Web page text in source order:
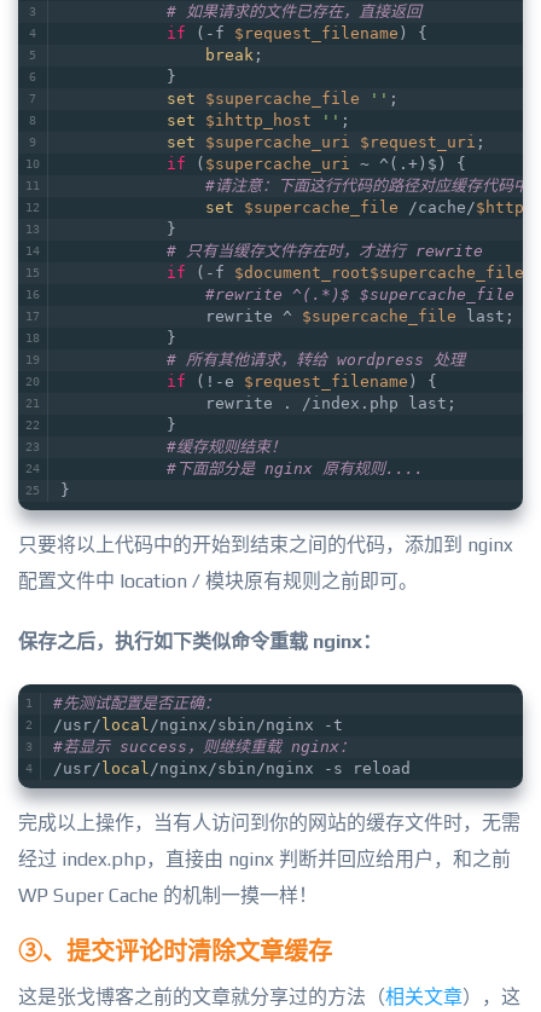
# 如果请求的文件已存在，直接返回
if (-f $request_filename ) {
break ;
           }
set
$supercache_file '' ;
set
$ihttp_host '' ;
set
$supercache_uri $request_uri ;
if ( $supercache_uri
~ ^(.+)$) {
#请注意：下面这行代码的路径对应缓存代码中
set
$supercache_file /cache/
           }
# 只有当缓存文件存在时，才进行 rewrite
if (-f $document_root$supercache_file
#rewrite ^(.*)$ $supercache_file
               rewrite ^
$supercache_file last;
           }
# 所有其他请求，转给 wordpress 处理
if (!-e $request_filename ) {
               rewrite . /index.php last;
           }
#缓存规则结束！
#下面部分是 nginx 原有规则....
}
只要将以上代码中的开始到结束之间的代码，添加到 nginx
配置文件中 location / 模块原有规则之前即可。
保存之后，执行如下类似命令重载 nginx：
#先测试配置是否正确：
/usr/ local /nginx/sbin/nginx -t
#若显示 success，则继续重载 nginx：
/usr/ local /nginx/sbin/nginx -s reload
完成以上操作，当有人访问到你的网站的缓存文件时，无需
经过 index.php，直接由 nginx 判断并回应给用户，和之前
WP Super Cache 的机制一摸一样！
③、提交评论时清除文章缓存
这是张戈博客之前的文章就分享过的方法（相关文章），这